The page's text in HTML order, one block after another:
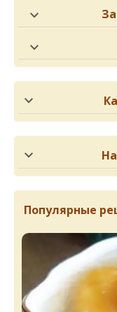
Популярные